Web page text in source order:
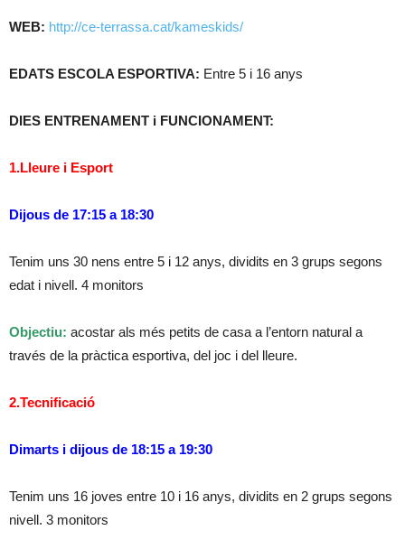
WEB: http://ce-terrassa.cat/kameskids/
EDATS ESCOLA ESPORTIVA: Entre 5 i 16 anys
DIES ENTRENAMENT i FUNCIONAMENT:
1.Lleure i Esport
Dijous de 17:15 a 18:30
Tenim uns 30 nens entre 5 i 12 anys, dividits en 3 grups segons
edat i nivell. 4 monitors
Objectiu: acostar als més petits de casa a l’entorn natural a
través de la pràctica esportiva, del joc i del lleure.
2.Tecnificació
Dimarts i dijous de 18:15 a 19:30
Tenim uns 16 joves entre 10 i 16 anys, dividits en 2 grups segons
nivell. 3 monitors